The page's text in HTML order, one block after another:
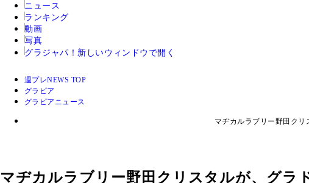
ニュース
ランキング
動画
写真
グラジャパ！ 新しいウィンドウで開く
週プレNEWS TOP
グラビア
グラビアニュース
マヂカルラブリー野田ク
マヂカルラブリー野田クリスタルが、グラ